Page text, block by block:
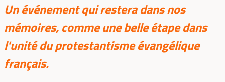
Un événement qui restera dans nos
mémoires, comme une belle étape dans
l'unité du protestantisme évangélique
français.